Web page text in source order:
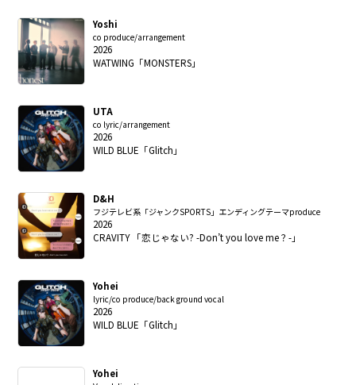
Yoshi
co produce/arrangement
2026
WATWING「MONSTERS」
UTA
co lyric/arrangement
2026
WILD BLUE「Glitch」
D&H
フジテレビ系「ジャンクSPORTS」エンディングテーマproduce
2026
CRAVITY 「恋じゃない? -Don’t you love me？-」
Yohei
lyric/co produce/back ground vocal
2026
WILD BLUE「Glitch」
Yohei